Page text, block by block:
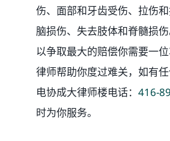
伤、面部和牙齿受伤、拉伤
脑损伤、失去肢体和脊髓损
以争取最大的赔偿你需要一
律师帮助你度过难关，如有
电协成大律师楼电话： 416-
时为你服务。